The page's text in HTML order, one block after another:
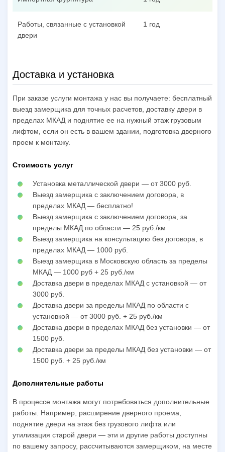
Работы, связанные с установкой
двери
1 год
Доставка и установка
При заказе услуги монтажа у нас вы получаете: бесплатный
выезд замерщика для точных расчетов, доставку двери в
пределах МКАД и поднятие ее на нужный этаж грузовым
лифтом, если он есть в вашем здании, подготовка дверного
проем к монтажу.
Стоимость услуг
Установка металлической двери — от 3000 руб.
Выезд замерщика с заключением договора, в
пределах МКАД — бесплатно!
Выезд замерщика с заключением договора, за
пределы МКАД по области — 25 руб./км
Выезд замерщика на консультацию без договора, в
пределах МКАД — 1000 руб.
Выезд замерщика в Московскую область за пределы
МКАД — 1000 руб + 25 руб./км
Доставка двери в пределах МКАД с установкой — от
3000 руб.
Доставка двери за пределы МКАД по области с
установкой — от 3000 руб. + 25 руб./км
Доставка двери в пределах МКАД без установки — от
1500 руб.
Доставка двери за пределы МКАД без установки — от
1500 руб. + 25 руб./км
Дополнительные работы
В процессе монтажа могут потребоваться дополнительные
работы. Например, расширение дверного проема,
поднятие двери на этаж без грузового лифта или
утилизация старой двери — эти и другие работы доступны
по вашему запросу, рассчитываются замерщиком, на месте